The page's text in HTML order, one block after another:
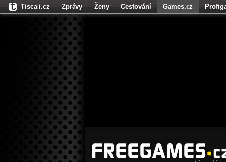
Tiscali.cz Zprávy Ženy Cestování Games.cz
Fights.cz